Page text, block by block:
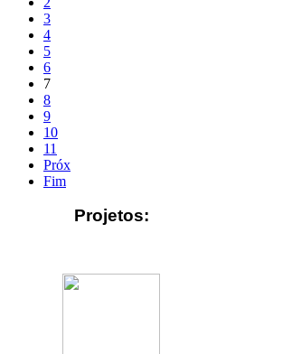
3
4
5
6
7
8
9
10
11
Próx
Fim
Projetos: